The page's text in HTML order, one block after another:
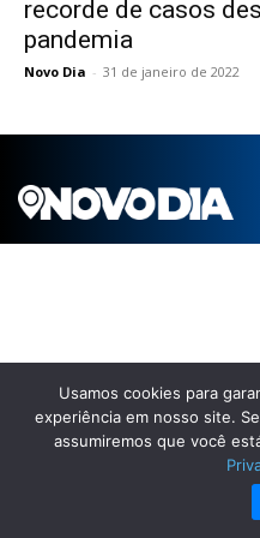
recorde de casos
pandemia
Novo Dia - 31 de janeiro de 2022
Usamos cookies para
experiência em nosso site.
assumiremos que você